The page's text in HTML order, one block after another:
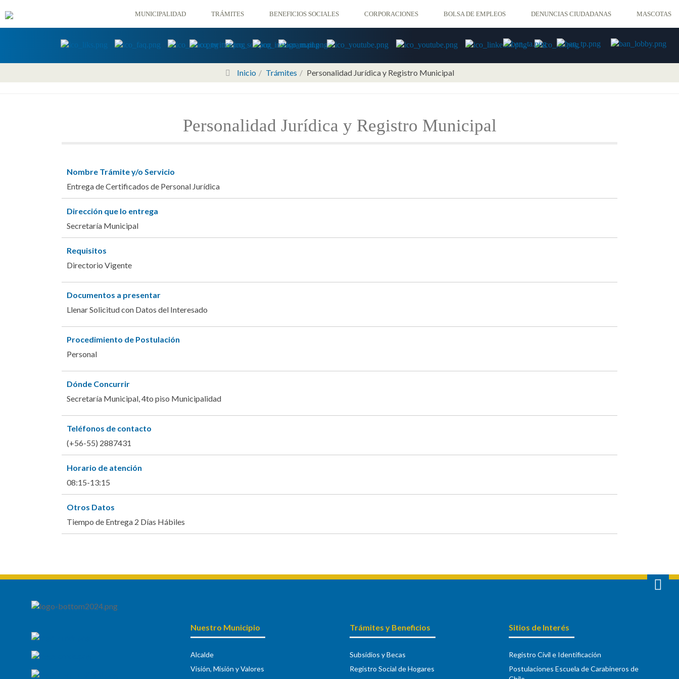
MUNICIPALIDAD TRÁMITES BENEFICIOS SOCIALES CORPORACIONES BOLSA DE EMPLEOS DENUNCIAS CIUDADANAS MASCOTAS
Inicio Trámites Personalidad Jurídica y Registro Municipal
Personalidad Jurídica y Registro Municipal
Nombre Trámite y/o Servicio
Entrega de Certificados de Personal Jurídica
Dirección que lo entrega
Secretaría Municipal
Requisitos
Directorio Vigente
Documentos a presentar
Llenar Solicitud con Datos del Interesado
Procedimiento de Postulación
Personal
Dónde Concurrir
Secretaría Municipal, 4to piso Municipalidad
Teléfonos de contacto
(+56-55) 2887431
Horario de atención
08:15-13:15
Otros Datos
Tiempo de Entrega 2 Días Hábiles
Nuestro Municipio
Alcalde
Visión, Misión y Valores
Trámites y Beneficios
Subsidios y Becas
Registro Social de Hogares
Sitios de Interés
Registro Civil e Identificación
Postulaciones Escuela de Carabineros de